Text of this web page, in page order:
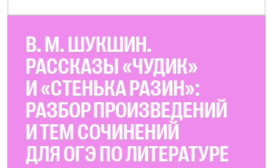
В. М. ШУКШИН.
РАССКАЗЫ «ЧУДИК»
И «СТЕНЬКА РАЗИН»:
РАЗБОР ПРОИЗВЕДЕНИЙ
И ТЕМ СОЧИНЕНИЙ
ДЛЯ ОГЭ ПО ЛИТЕРАТУРЕ